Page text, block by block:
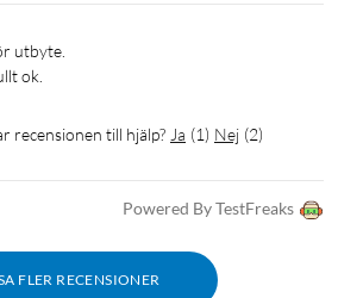
ok.
recensionen till hjälp? Ja (1) Nej (2)
Powered By TestFreaks
FLER RECENSIONER